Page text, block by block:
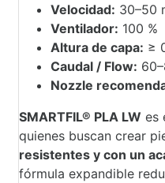
Velocidad: 30–50
Ventilador: 100 %
Altura de capa: ≥
Caudal / Flow:
Nozzle
SMARTFIL® PLA LW es
quienes buscan crear
resistentes y con un
fórmula expandible